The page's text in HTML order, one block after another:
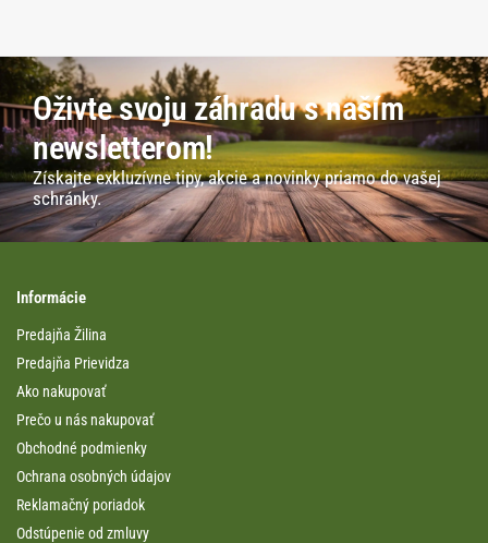
Oživte svoju záhradu s naším
newsletterom!
Získajte exkluzívne tipy, akcie a novinky priamo do vašej
schránky.
Informácie
Predajňa Žilina
Predajňa Prievidza
Ako nakupovať
Prečo u nás nakupovať
Obchodné podmienky
Ochrana osobných údajov
Reklamačný poriadok
Odstúpenie od zmluvy